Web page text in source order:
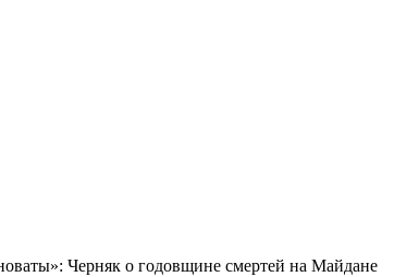
Черняк о годовщине смертей на Майдане